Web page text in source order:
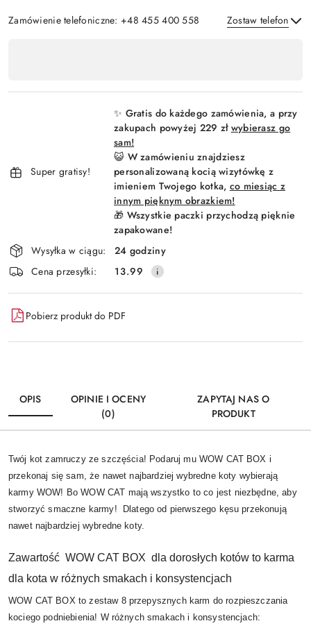
Zamówienie telefoniczne: +48 455 400 558 Zostaw telefon
płatność
Super gratisy!
✨ Gratis do każdego zamówienia, a przy
zakupach powyżej 229 zł wybierasz go
sam!
😺 W zamówieniu znajdziesz
personalizowaną kocią wizytówkę z
imieniem Twojego kotka, co miesiąc z
innym pięknym obrazkiem!
🎁 Wszystkie paczki przychodzą pięknie
zapakowane!
Wysyłka w ciągu:
24 godziny
Cena przesyłki:
13.99
Pobierz produkt do PDF
OPIS
OPINIE I OCENY
(0)
ZAPYTAJ NAS O
PRODUKT
Twój kot zamruczy ze szczęścia! Podaruj mu WOW CAT BOX i
przekonaj się sam, że nawet najbardziej wybredne koty wybierają
karmy WOW! Bo WOW CAT mają wszystko to co jest niezbędne, aby
stworzyć smaczne karmy! Dlatego od pierwszego kęsu przekonują
nawet najbardziej wybredne koty.
Zawartość WOW CAT BOX dla dorosłych kotów to karma
dla kota w różnych smakach i konsystencjach
WOW CAT BOX to zestaw 8 przepysznych karm do rozpieszczania
kociego podniebienia! W różnych smakach i konsystencjach: